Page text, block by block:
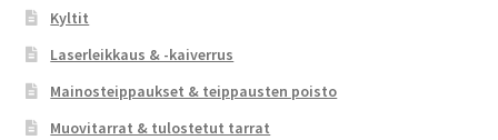
Kyltit
Laserleikkaus & -kaiverrus
Mainosteippaukset & teippausten poisto
Muovitarrat & tulostetut tarrat